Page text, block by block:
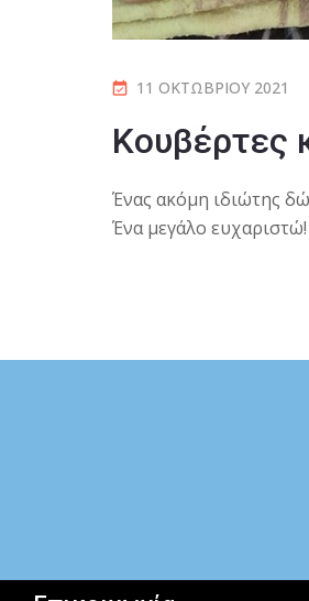
11 ΟΚΤΩΒΡΊΟΥ 2021
Κουβέρτες
Ένας ακόμη ιδιώτης
Ένα μεγάλο ευχαριστώ!